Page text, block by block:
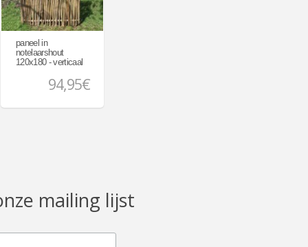
paneel in
notelaarshout
120x180 - verticaal
94,95€
mailing lijst